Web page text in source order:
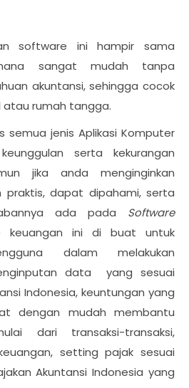
software ini hampir sama
sangat mudah tanpa
akuntansi, sehingga cocok
atau rumah tangga.
semua jenis Aplikasi Komputer
serta kekurangan
jika anda menginginkan
praktis, dapat dipahami, serta
ada pada Software
keuangan ini di buat untuk
dalam melakukan
data yang sesuai
Indonesia, keuntungan yang
dengan mudah membantu
dari transaksi-transaksi,
setting pajak sesuai
Akuntansi Indonesia yang